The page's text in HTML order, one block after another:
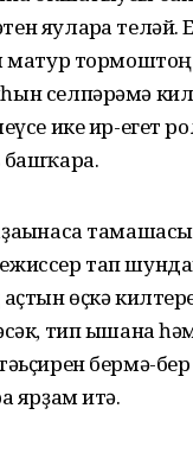
яуларға теләй.
матур
селпәрәмә
ике ир-егет
башҡара.
тап
өҫкә
тип ышана
бермә-
ярҙам итә.